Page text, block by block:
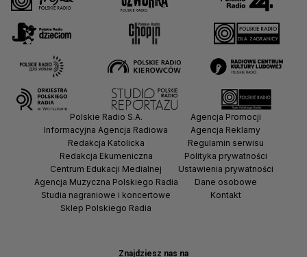
Znajdziesz nas na
Polskie Radio S.A.
Informacyjna Agencja Radiowa
Redakcja Katolicka
Redakcja Ekumeniczna
Centrum Edukacji Medialnej
Agencja Muzyczna Polskiego Radia
Studia nagraniowe i koncertowe
Sklep Polskiego Radia
Agencja Promocji
Agencja Reklamy
Regulamin serwisu
Polityka prywatności
Ustawienia prywatności
Dane osobowe
Kontakt